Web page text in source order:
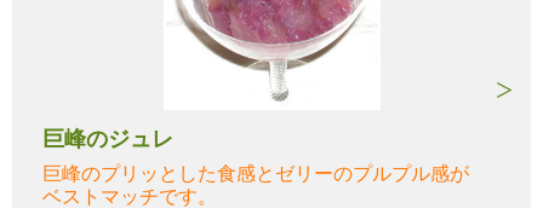
巨峰のジュレ
巨峰のプリッとした食感とゼリーのプルプル感が
ベストマッチです。